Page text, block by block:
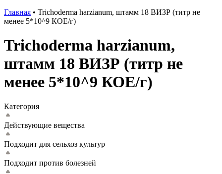
Главная • Trichoderma harzianum, штамм 18 ВИЗР (титр не
менее 5*10^9 КОЕ/г)
Trichoderma harzianum,
штамм 18 ВИЗР (титр не
менее 5*10^9 КОЕ/г)
Категория
Действующие вещества
Подходит для сельхоз культур
Подходит против болезней